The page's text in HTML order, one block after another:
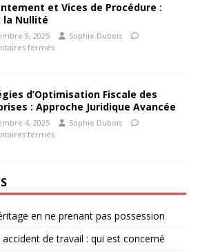
et Vices de Procédure :
la Nullité
9, 2025
Sophie Dubois
fermés
d’Optimisation Fiscale des
: Approche Juridique Avancée
4, 2025
Sophie Dubois
fermés
en ne prenant pas possession
de travail : qui est concerné